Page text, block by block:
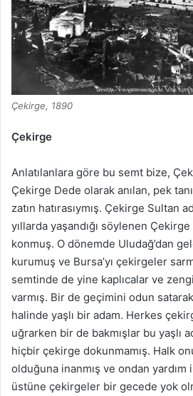
Çekirge, 1890
Çekirge
Anlatılanlara göre bu semt bize,
Çekirge Dede olarak anılan, pek
zatın hatırasıymış. Çekirge Sultan
yıllarda yaşandığı söylenen
konmuş. O dönemde Uludağ’dan
kurumuş ve Bursa’yı çekirgeler
semtinde de yine kaplıcalar ve
varmış. Bir de geçimini odun
halinde yaşlı bir adam. Herkes
uğrarken bir de bakmışlar bu yaşlı
hiçbir çekirge dokunmamış. Halk
olduğuna inanmış ve ondan
üstüne çekirgeler bir gecede yok